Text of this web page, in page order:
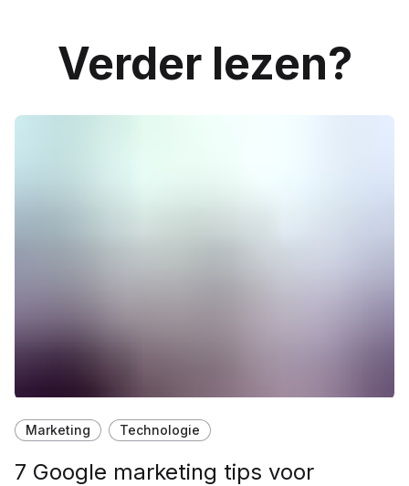
Verder lezen?
Marketing Technologie
7 Google marketing tips voor